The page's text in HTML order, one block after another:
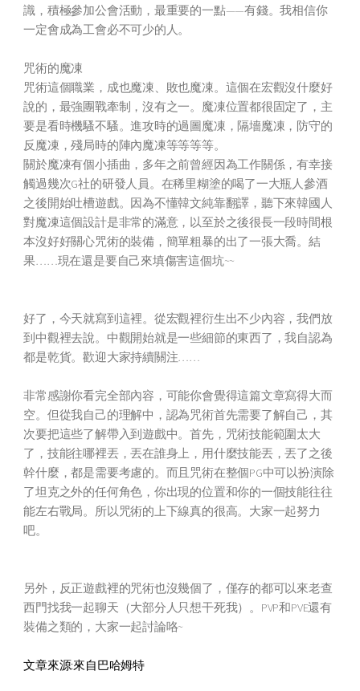
識，積極參加公會活動，最重要的一點——有錢。我相信你
一定會成為工會必不可少的人。
咒術的魔凍
咒術這個職業，成也魔凍、敗也魔凍。這個在宏觀沒什麼好
說的，最強團戰牽制，沒有之一。魔凍位置都很固定了，主
要是看時機騷不騷。進攻時的過圖魔凍，隔墻魔凍，防守的
反魔凍，殘局時的陣內魔凍等等等等。
關於魔凍有個小插曲，多年之前曾經因為工作關係，有幸接
觸過幾次G社的研發人員。在稀里糊塗的喝了一大瓶人參酒
之後開始吐槽遊戲。因為不懂韓文純靠翻譯，聽下來韓國人
對魔凍這個設計是非常的滿意，以至於之後很長一段時間根
本沒好好關心咒術的裝備，簡單粗暴的出了一張大喬。結
果……現在還是要自己來填傷害這個坑~~
好了，今天就寫到這裡。從宏觀裡衍生出不少內容，我們放
到中觀裡去說。中觀開始就是一些細節的東西了，我自認為
都是乾貨。歡迎大家持續關注……
非常感謝你看完全部內容，可能你會覺得這篇文章寫得大而
空。但從我自己的理解中，認為咒術首先需要了解自己，其
次要把這些了解帶入到遊戲中。首先，咒術技能範圍太大
了，技能往哪裡丟，丟在誰身上，用什麼技能丟，丟了之後
幹什麼，都是需要考慮的。而且咒術在整個PG中可以扮演除
了坦克之外的任何角色，你出現的位置和你的一個技能往往
能左右戰局。所以咒術的上下線真的很高。大家一起努力
吧。
另外，反正遊戲裡的咒術也沒幾個了，僅存的都可以來老查
西門找我一起聊天（大部分人只想干死我）。PVP和PVE還有
裝備之類的，大家一起討論咯~
文章來源:來自巴哈姆特